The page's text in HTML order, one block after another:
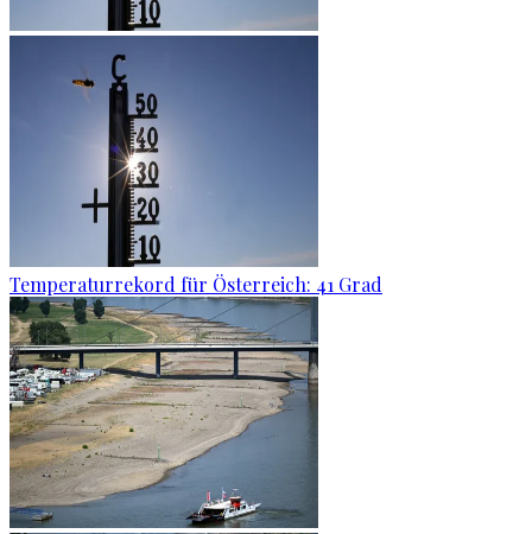
Temperaturrekord für Österreich: 41 Grad